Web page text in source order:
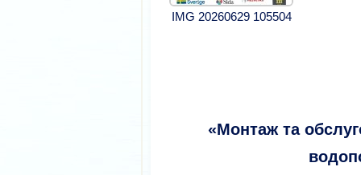
IMG 20260629 105504
«Монтаж та